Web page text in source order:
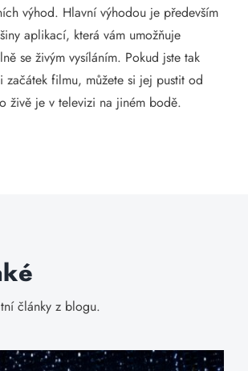
výhod. Hlavní výhodou je především
aplikací, která vám umožňuje
se živým vysíláním. Pokud jste tak
začátek filmu, můžete si jej pustit od
živě je v televizi na jiném bodě.
články z blogu.